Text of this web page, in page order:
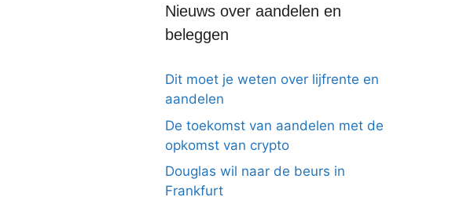
Nieuws over aandelen en
beleggen
Dit moet je weten over lijfrente en
aandelen
De toekomst van aandelen met de
opkomst van crypto
Douglas wil naar de beurs in
Frankfurt